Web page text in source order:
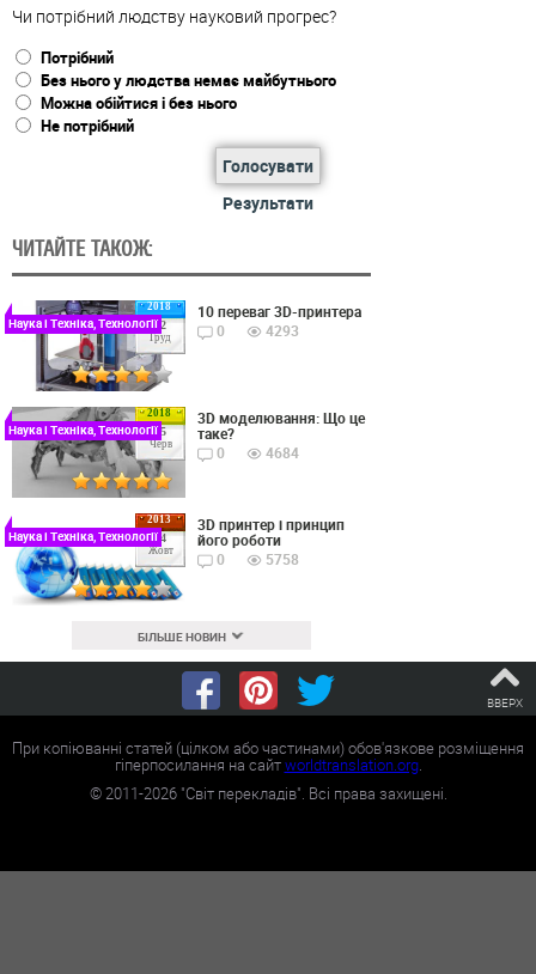
Чи потрібний людству науковий прогрес?
Потрібний
Без нього у людства немає майбутнього
Можна обійтися і без нього
Не потрібний
Голосувати
Результати
ЧИТАЙТЕ ТАКОЖ:
2018
22
Груд
Наука і Техніка, Технології
10 переваг 3D-принтера
0
4293
2018
15
Черв
Наука і Техніка, Технології
3D моделювання: Що це
таке?
0
4684
2013
24
Жовт
Наука і Техніка, Технології
3D принтер і принцип
його роботи
0
5758
БІЛЬШЕ НОВИН
ВВЕРХ
При копіюванні статей (цілком або частинами) обов'язкове розміщення
гіперпосилання на сайтworldtranslation.org.
©2011-2026"Світ перекладів". Всі права захищені.